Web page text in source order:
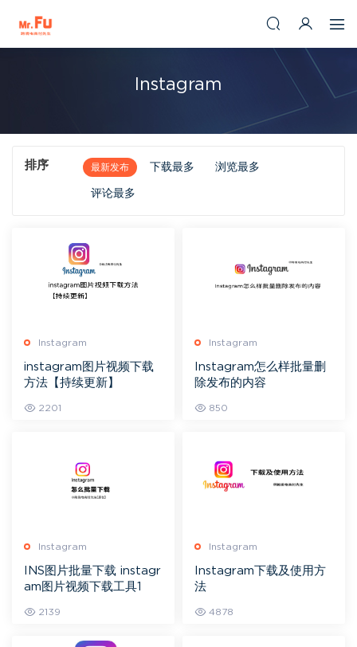
Instagram
排序 最新发布 下载最多 浏览最多
评论最多
Instagram
instagram图片视频下载
方法【持续更新】
2201
Instagram
Instagram怎么样批量删
除发布的内容
850
Instagram
INS图片批量下载 instagr
am图片视频下载工具1
2139
Instagram
Instagram下载及使用方
法
4878